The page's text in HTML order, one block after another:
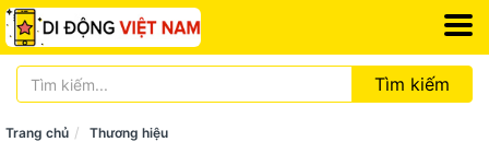
Tìm kiếm
Trang chủ Thương hiệu